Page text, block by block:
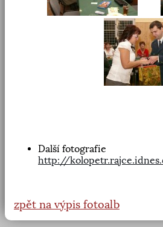
Další fotografie
http://
zpět na výpis fotoalb